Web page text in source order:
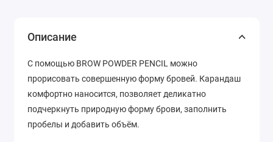
Описание
С помощью BROW POWDER PENCIL можно
прорисовать совершенную форму бровей. Карандаш
комфортно наносится, позволяет деликатно
подчеркнуть природную форму брови, заполнить
пробелы и добавить объём.